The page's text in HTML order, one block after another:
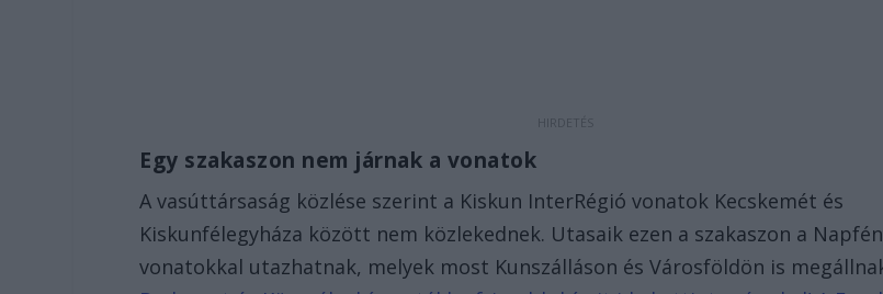
Egy szakaszon nem járnak a vonatok
A vasúttársaság közlése szerint a Kiskun InterRégió vonatok Kecskemét és
Kiskunfélegyháza között nem közlekednek. Utasaik ezen a szakaszon a
vonatokkal utazhatnak, melyek most Kunszálláson és Városföldön is